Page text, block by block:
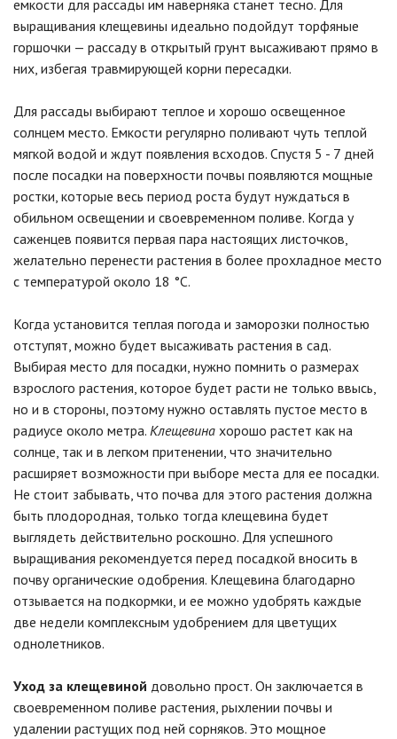
емкости для рассады им наверняка станет тесно. Для
выращивания клещевины идеально подойдут торфяные
горшочки — рассаду в открытый грунт высаживают прямо в
них, избегая травмирующей корни пересадки.
Для рассады выбирают теплое и хорошо освещенное
солнцем место. Емкости регулярно поливают чуть теплой
мягкой водой и ждут появления всходов. Спустя 5 - 7 дней
после посадки на поверхности почвы появляются мощные
ростки, которые весь период роста будут нуждаться в
обильном освещении и своевременном поливе. Когда у
саженцев появится первая пара настоящих листочков,
желательно перенести растения в более прохладное место
с температурой около 18 °C.
Когда установится теплая погода и заморозки полностью
отступят, можно будет высаживать растения в сад.
Выбирая место для посадки, нужно помнить о размерах
взрослого растения, которое будет расти не только ввысь,
но и в стороны, поэтому нужно оставлять пустое место в
радиусе около метра. Клещевина хорошо растет как на
солнце, так и в легком притенении, что значительно
расширяет возможности при выборе места для ее посадки.
Не стоит забывать, что почва для этого растения должна
быть плодородная, только тогда клещевина будет
выглядеть действительно роскошно. Для успешного
выращивания рекомендуется перед посадкой вносить в
почву органические одобрения. Клещевина благодарно
отзывается на подкормки, и ее можно удобрять каждые
две недели комплексным удобрением для цветущих
однолетников.
Уход за клещевиной довольно прост. Он заключается в
своевременном поливе растения, рыхлении почвы и
удалении растущих под ней сорняков. Это мощное